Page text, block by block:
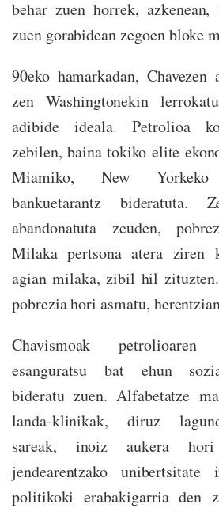
behar zuen horrek, azkenean,
zuen gorabidean zegoen bloke
90eko hamarkadan, Chavezen
zen Washingtonekin
adibide ideala. Petrolioa
zebilen, baina tokiko elite
Miamiko, New
bankuetarantz bideratuta.
abandonatuta zeuden,
Milaka pertsona atera ziren
agian milaka, zibil hil
pobrezia hori asmatu,
Chavismoak
esanguratsu bat ehun
bideratu zuen. Alfabetatze
landa-klinikak, diruz
sareak, inoiz aukera
jendearentzako unibertsitate
politikoki erabakigarria den